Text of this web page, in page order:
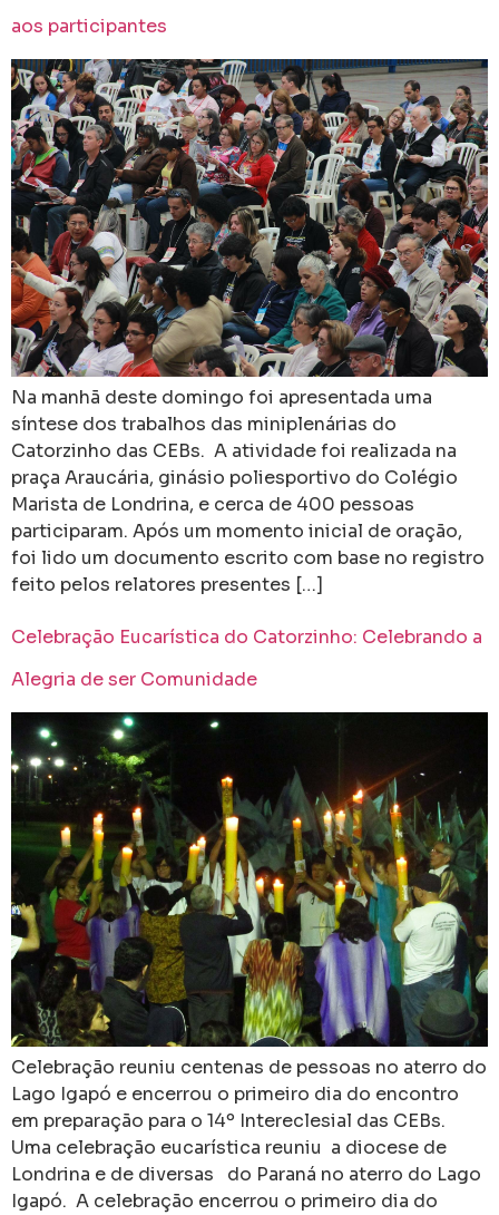
aos participantes
Na manhã deste domingo foi apresentada uma
síntese dos trabalhos das miniplenárias do
Catorzinho das CEBs. A atividade foi realizada na
praça Araucária, ginásio poliesportivo do Colégio
Marista de Londrina, e cerca de 400 pessoas
participaram. Após um momento inicial de oração,
foi lido um documento escrito com base no registro
feito pelos relatores presentes […]
Celebração Eucarística do Catorzinho: Celebrando a
Alegria de ser Comunidade
Celebração reuniu centenas de pessoas no aterro do
Lago Igapó e encerrou o primeiro dia do encontro
em preparação para o 14º Intereclesial das CEBs.
Uma celebração eucarística reuniu a diocese de
Londrina e de diversas do Paraná no aterro do Lago
Igapó. A celebração encerrou o primeiro dia do